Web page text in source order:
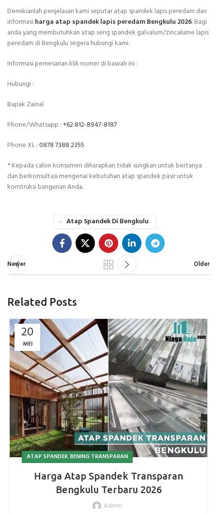
Demikianlah penjelasan kami seputar atap spandek lapis peredam dan
informasiharga atap spandek lapis peredam Bengkulu 2026. Bagi
anda yang membutuhkan atap seng spandek galvalum/zincalume lapis
peredam di Bengkulu segera hubungi kami.
Informasi pemesanan klik nomer di bawah ini :
Hubungi :
Bapak Zainal
Phone/Whatsapp :+62 812-8947-8187
Phone XL :0878 7388 2355
* Kepada calon konsumen diharapkan tidak sungkan untuk bertanya
dan berkonsultasi mengenai kebutuhan atap spandek pasir untuk
konstruksi bangunan Anda.
Atap Spandek Di Bengkulu
Newer Older
Related Posts
20
MEI
ATAP SPANDEK BENING TRANSPARAN
Harga Atap Spandek Transparan
Bengkulu Terbaru 2026
Admin